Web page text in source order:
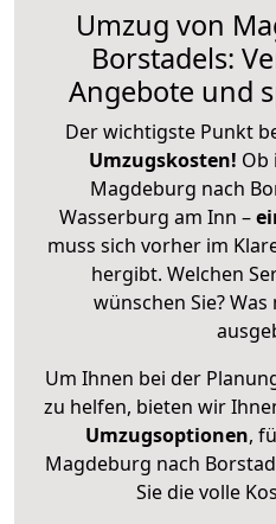
Umzug von
Borstadels:
Angebote und
Der wichtigste Punkt
Umzugskosten! Ob
Magdeburg nach
Wasserburg am Inn –
muss sich vorher im
hergibt. Welchen
wünschen Sie?
Um Ihnen bei der
zu helfen, bieten wir
Umzugsoptionen,
Magdeburg nach
Sie die volle